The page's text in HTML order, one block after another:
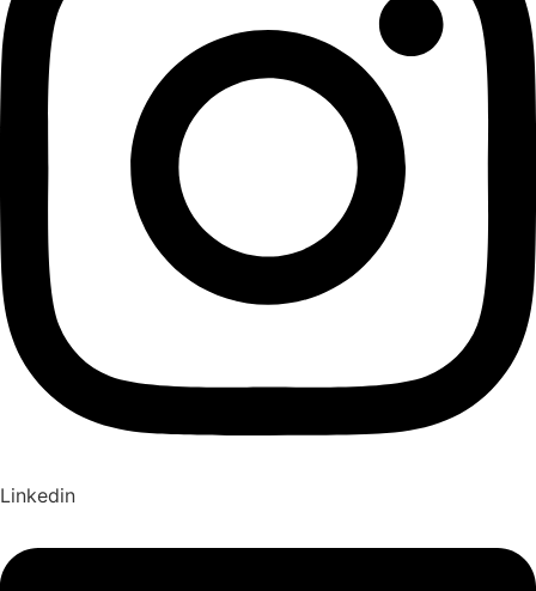
Linkedin